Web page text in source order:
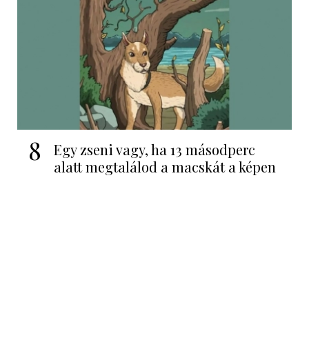
8
Egy zseni vagy, ha 13 másodperc
alatt megtalálod a macskát a képen